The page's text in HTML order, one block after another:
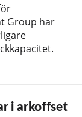
Group har
i arkoffset